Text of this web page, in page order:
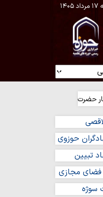
برای زائران امام حسین(ع)